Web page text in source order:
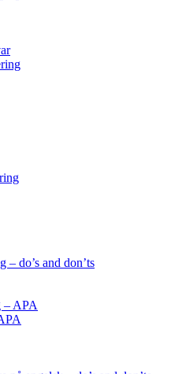
– do’s and don’ts
– APA